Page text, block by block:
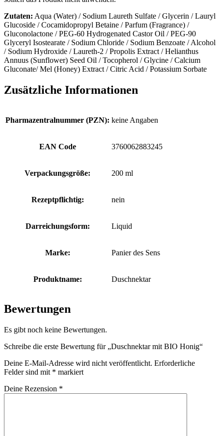
Zutaten: Aqua (Water) / Sodium Laureth Sulfate / Glycerin / Lauryl
Glucoside / Cocamidopropyl Betaine / Parfum (Fragrance) /
Gluconolactone / PEG-60 Hydrogenated Castor Oil / PEG-90
Glyceryl Isostearate / Sodium Chloride / Sodium Benzoate / Alcohol
/ Sodium Hydroxide / Laureth-2 / Propolis Extract / Helianthus
Annuus (Sunflower) Seed Oil / Tocopherol / Glycine / Calcium
Gluconate/ Mel (Honey) Extract / Citric Acid / Potassium Sorbate
Zusätzliche Informationen
Pharmazentralnummer (PZN): keine Angaben
EAN Code 3760062883245
Verpackungsgröße: 200 ml
Rezeptpflichtig: nein
Darreichungsform: Liquid
Marke: Panier des Sens
Produktname: Duschnektar
Bewertungen
Es gibt noch keine Bewertungen.
Schreibe die erste Bewertung für „Duschnektar mit BIO Honig“
Deine E-Mail-Adresse wird nicht veröffentlicht. Erforderliche
Felder sind mit * markiert
Deine Rezension *